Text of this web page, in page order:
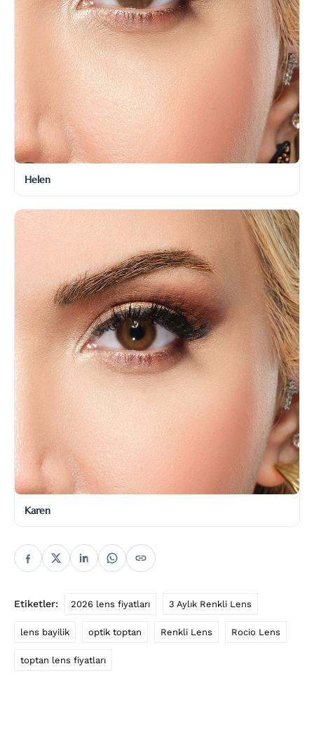
Helen
Karen
Etiketler: 2026 lens fiyatları 3 Aylık Renkli Lens
lens bayilik optik toptan Renkli Lens Rocio Lens
toptan lens fiyatları